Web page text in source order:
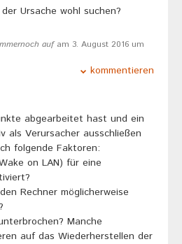
Ursache wohl suchen?
aufam 3. August 2016 um
kommentieren
abgearbeitet hast und ein
als Verursacher ausschließen
folgende Faktoren:
on LAN) für eine
Rechner möglicherweise
Manche
auf das Wiederherstellen der